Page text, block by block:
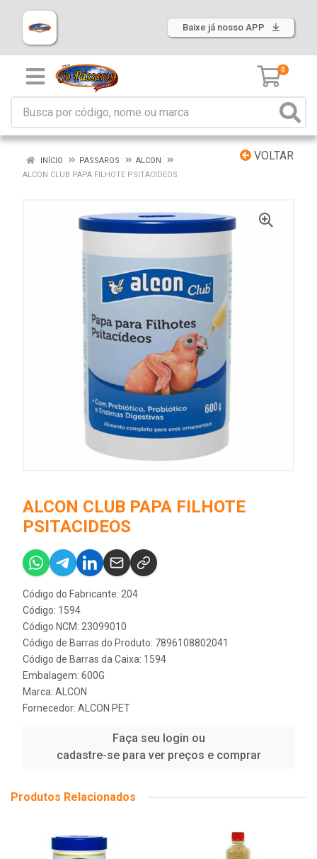
Baixe já nosso APP
0
VOLTAR
INÍCIO PASSAROS
ALCON
ALCON CLUB PAPA FILHOTE PSITACIDEOS
ALCON CLUB PAPA FILHOTE
PSITACIDEOS
Código do Fabricante: 204
Código: 1594
Código NCM: 23099010
Código de Barras do Produto: 7896108802041
Código de Barras da Caixa: 1594
Embalagem: 600G
Marca: ALCON
Fornecedor: ALCON PET
Faça seu login ou
cadastre-se para ver preços e comprar
Produtos Relacionados